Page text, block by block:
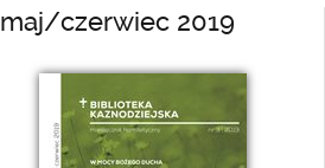
maj/czerwiec 2019